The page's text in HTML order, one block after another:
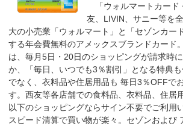
「ウォルマートカード
友、LIVIN、サニー等を
大の小売業「ウォルマート」と「セゾンカー
する年会費無料のアメックスブランドカード
は、毎月5日・20日のショッピングが請求時
か、「毎日、いつでも3％割引」となる特典
でなく、衣料品や住居用品も 毎日3％OFFで
す。西友等各店舗での食料品、衣料品、住居
以下のショッピングならサイン不要でご利用
スピード清算で買い物が楽々。セゾンおよび